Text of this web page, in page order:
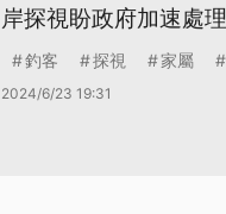
岸探視盼政府加速處理
釣客 探視 家屬
2024/6/23 19:31